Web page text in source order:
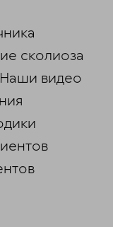
сколиоза
Наши видео